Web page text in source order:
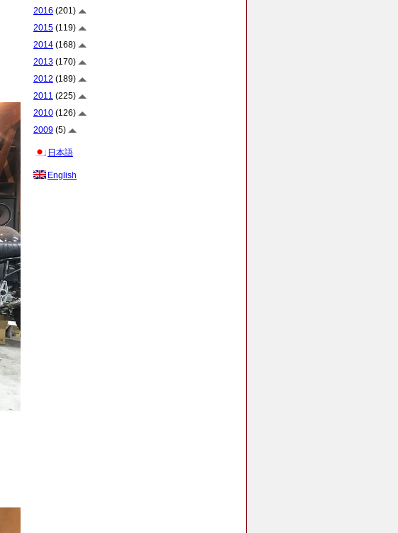
2016 (201)
2015 (119)
2014 (168)
2013 (170)
2012 (189)
2011 (225)
2010 (126)
2009 (5)
日本語
English